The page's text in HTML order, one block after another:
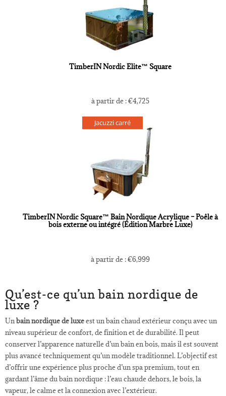
TimberIN Nordic Elite™ Square
à partir de :€4,725
Jacuzzi carré
TimberIN Nordic Square™ Bain Nordique Acrylique – Poêle à
bois externe ou intégré (Édition Marbre Luxe)
à partir de :€6,999
Qu’est-ce qu’un bain nordique de
luxe ?
Unbain nordique de luxeest un bain chaud extérieur conçu avec un
niveau supérieur de confort, de finition et de durabilité. Il peut
conserver l’apparence naturelle d’un bain en bois, mais il est souvent
plus avancé techniquement qu’un modèle traditionnel. L’objectif est
d’offrir une expérience plus proche d’un spa premium, tout en
gardant l’âme du bain nordique : l’eau chaude dehors, le bois, la
vapeur, le calme et la connexion avec l’extérieur.